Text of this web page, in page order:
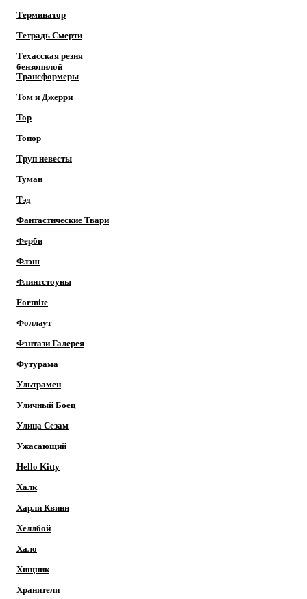
Терминатор
Тетрадь Смерти
Техасская резня
бензопилой
Трансформеры
Том и Джерри
Тор
Топор
Труп невесты
Туман
Тэд
Фантастические Твари
Ферби
Флэш
Флинтстоуны
Fortnite
Фоллаут
Фэнтази Галерея
Футурама
Ультрамен
Уличный Боец
Улица Сезам
Ужасающий
Hello Kitty
Халк
Харли Квинн
Хеллбой
Хало
Хищник
Хранители